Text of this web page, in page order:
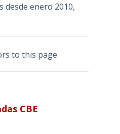
desde enero 2010,
CBE